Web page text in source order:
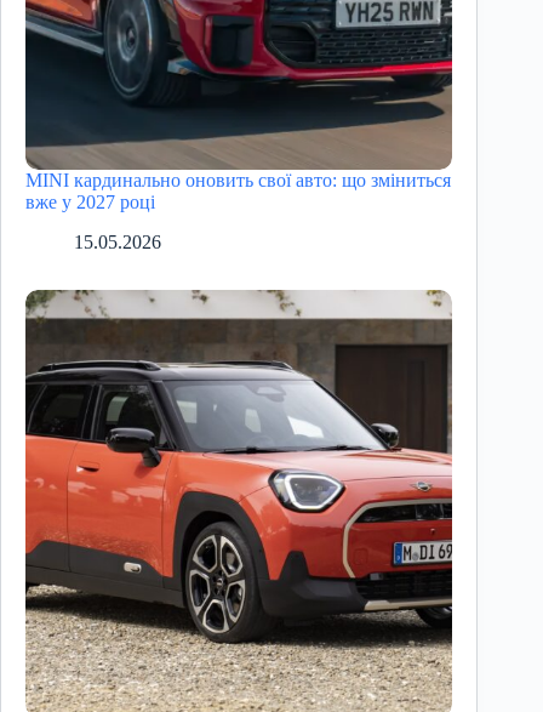
MINI кардинально оновить свої авто: що зміниться
вже у 2027 році
15.05.2026